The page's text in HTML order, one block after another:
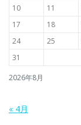
2026年8月
10
11
17
18
24
25
31
« 4月